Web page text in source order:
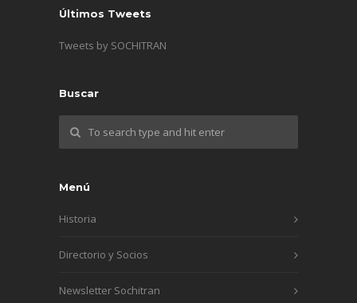
Últimos Tweets
Tweets by SOCHITRAN
Buscar
Menú
Historia
Directorio y Socios
Newsletter Sochitran